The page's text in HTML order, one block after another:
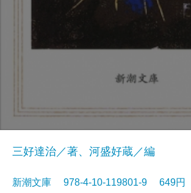
三好達治／著、河盛好蔵／編
新潮文庫 978-4-10-119801-9 649円